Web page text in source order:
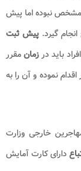
مشخص نبوده اما پیش
گیرد.پیش ثبت
باید درزمانمقرر
نموده و آن را به
خارجی وزارت
دارای کارت آمایش